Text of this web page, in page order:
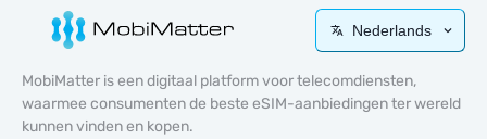
Nederlands
MobiMatter is een digitaal platform voor telecomdiensten,
waarmee consumenten de beste eSIM-aanbiedingen ter wereld
kunnen vinden en kopen.